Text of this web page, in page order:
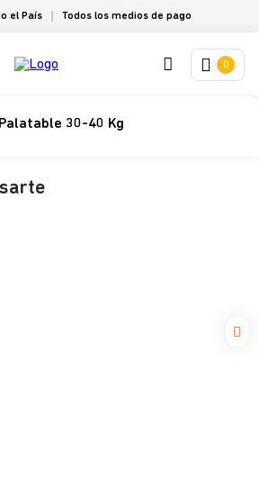
el País Todos los medios de pago
0
30-40 Kg